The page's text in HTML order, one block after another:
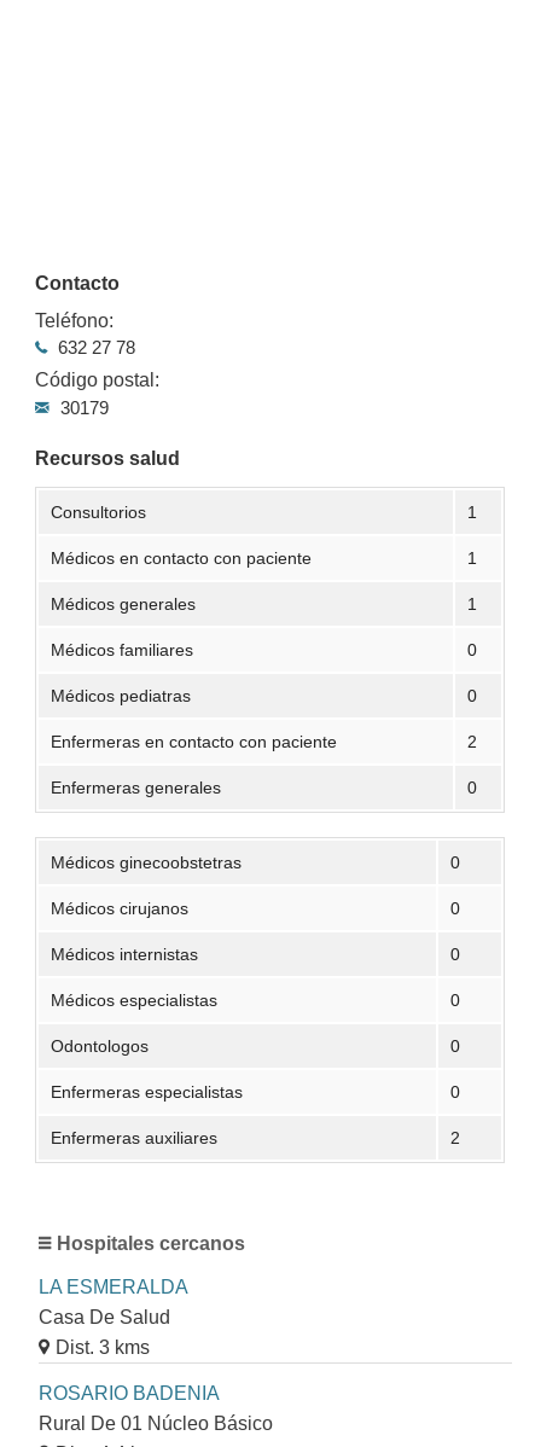
Contacto
Teléfono:
632 27 78
Código postal:
30179
Recursos salud
Consultorios 1
Médicos en contacto con paciente 1
Médicos generales 1
Médicos familiares 0
Médicos pediatras 0
Enfermeras en contacto con paciente 2
Enfermeras generales 0
Médicos ginecoobstetras 0
Médicos cirujanos 0
Médicos internistas 0
Médicos especialistas 0
Odontologos 0
Enfermeras especialistas 0
Enfermeras auxiliares 2
Hospitales cercanos
LA ESMERALDA
Casa De Salud
Dist. 3 kms
ROSARIO BADENIA
Rural De 01 Núcleo Básico